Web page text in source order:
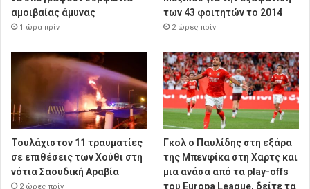
αμοιβαίας άμυνας
1 ώρα πρίν
των 43 φοιτητών το 2014
2 ώρες πρίν
Τουλάχιστον 11 τραυματίες
σε επιθέσεις των Χούθι στη
νότια Σαουδική Αραβία
2 ώρες πρίν
Γκολ ο Παυλίδης στη εξάρα
της Μπενφίκα στη Χαρτς και
μια ανάσα από τα play-offs
του Europa League, δείτε τα